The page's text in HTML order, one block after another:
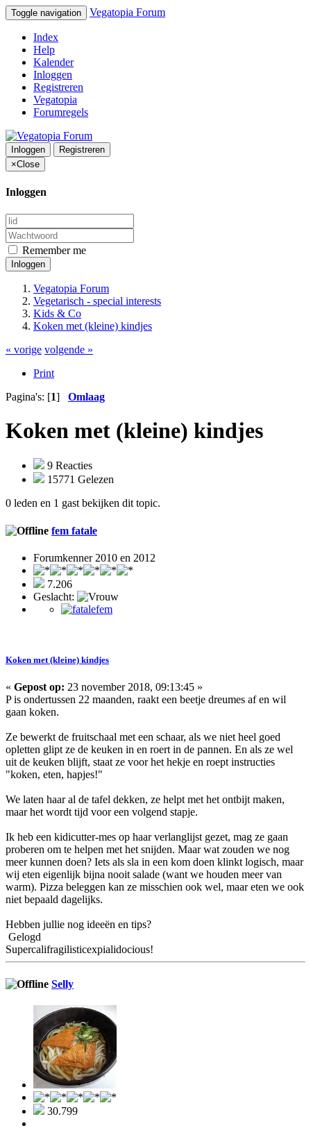
Toggle navigation Vegatopia Forum
Index
Help
Kalender
Inloggen
Registreren
Vegatopia
Forumregels
Inloggen
Registreren
×Close
Inloggen
Remember me
Inloggen
Vegatopia Forum
Vegetarisch - special interests
Kids & Co
Koken met (kleine) kindjes
« vorige volgende »
Print
Pagina's: [1] Omlaag
Koken met (kleine) kindjes
9 Reacties
15771 Gelezen
0 leden en 1 gast bekijken dit topic.
fem fatale
Forumkenner 2010 en 2012
7.206
Geslacht:
Koken met (kleine) kindjes
« Gepost op: 23 november 2018, 09:13:45 »
P is ondertussen 22 maanden, raakt een beetje dreumes af en wil
gaan koken.
Ze bewerkt de fruitschaal met een schaar, als we niet heel goed
opletten glipt ze de keuken in en roert in de pannen. En als ze wel
uit de keuken blijft, staat ze voor het hekje en roept instructies
"koken, eten, hapjes!"
We laten haar al de tafel dekken, ze helpt met het ontbijt maken,
maar het wordt tijd voor een volgend stapje.
Ik heb een kidicutter-mes op haar verlanglijst gezet, mag ze gaan
proberen om te helpen met het snijden. Maar wat zouden we nog
meer kunnen doen? Iets als sla in een kom doen klinkt logisch, maar
wij eten eigenlijk bijna nooit salade (want we houden meer van
warm). Pizza beleggen kan ze misschien ook wel, maar eten we ook
niet bepaald dagelijks.
Hebben jullie nog ideeën en tips?
Gelogd
Supercalifragilisticexpialidocious!
Selly
30.799